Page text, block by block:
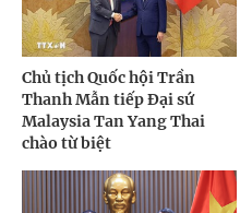
Chủ tịch Quốc hội Trần
Thanh Mẫn tiếp Đại sứ
Malaysia Tan Yang Thai
chào từ biệt